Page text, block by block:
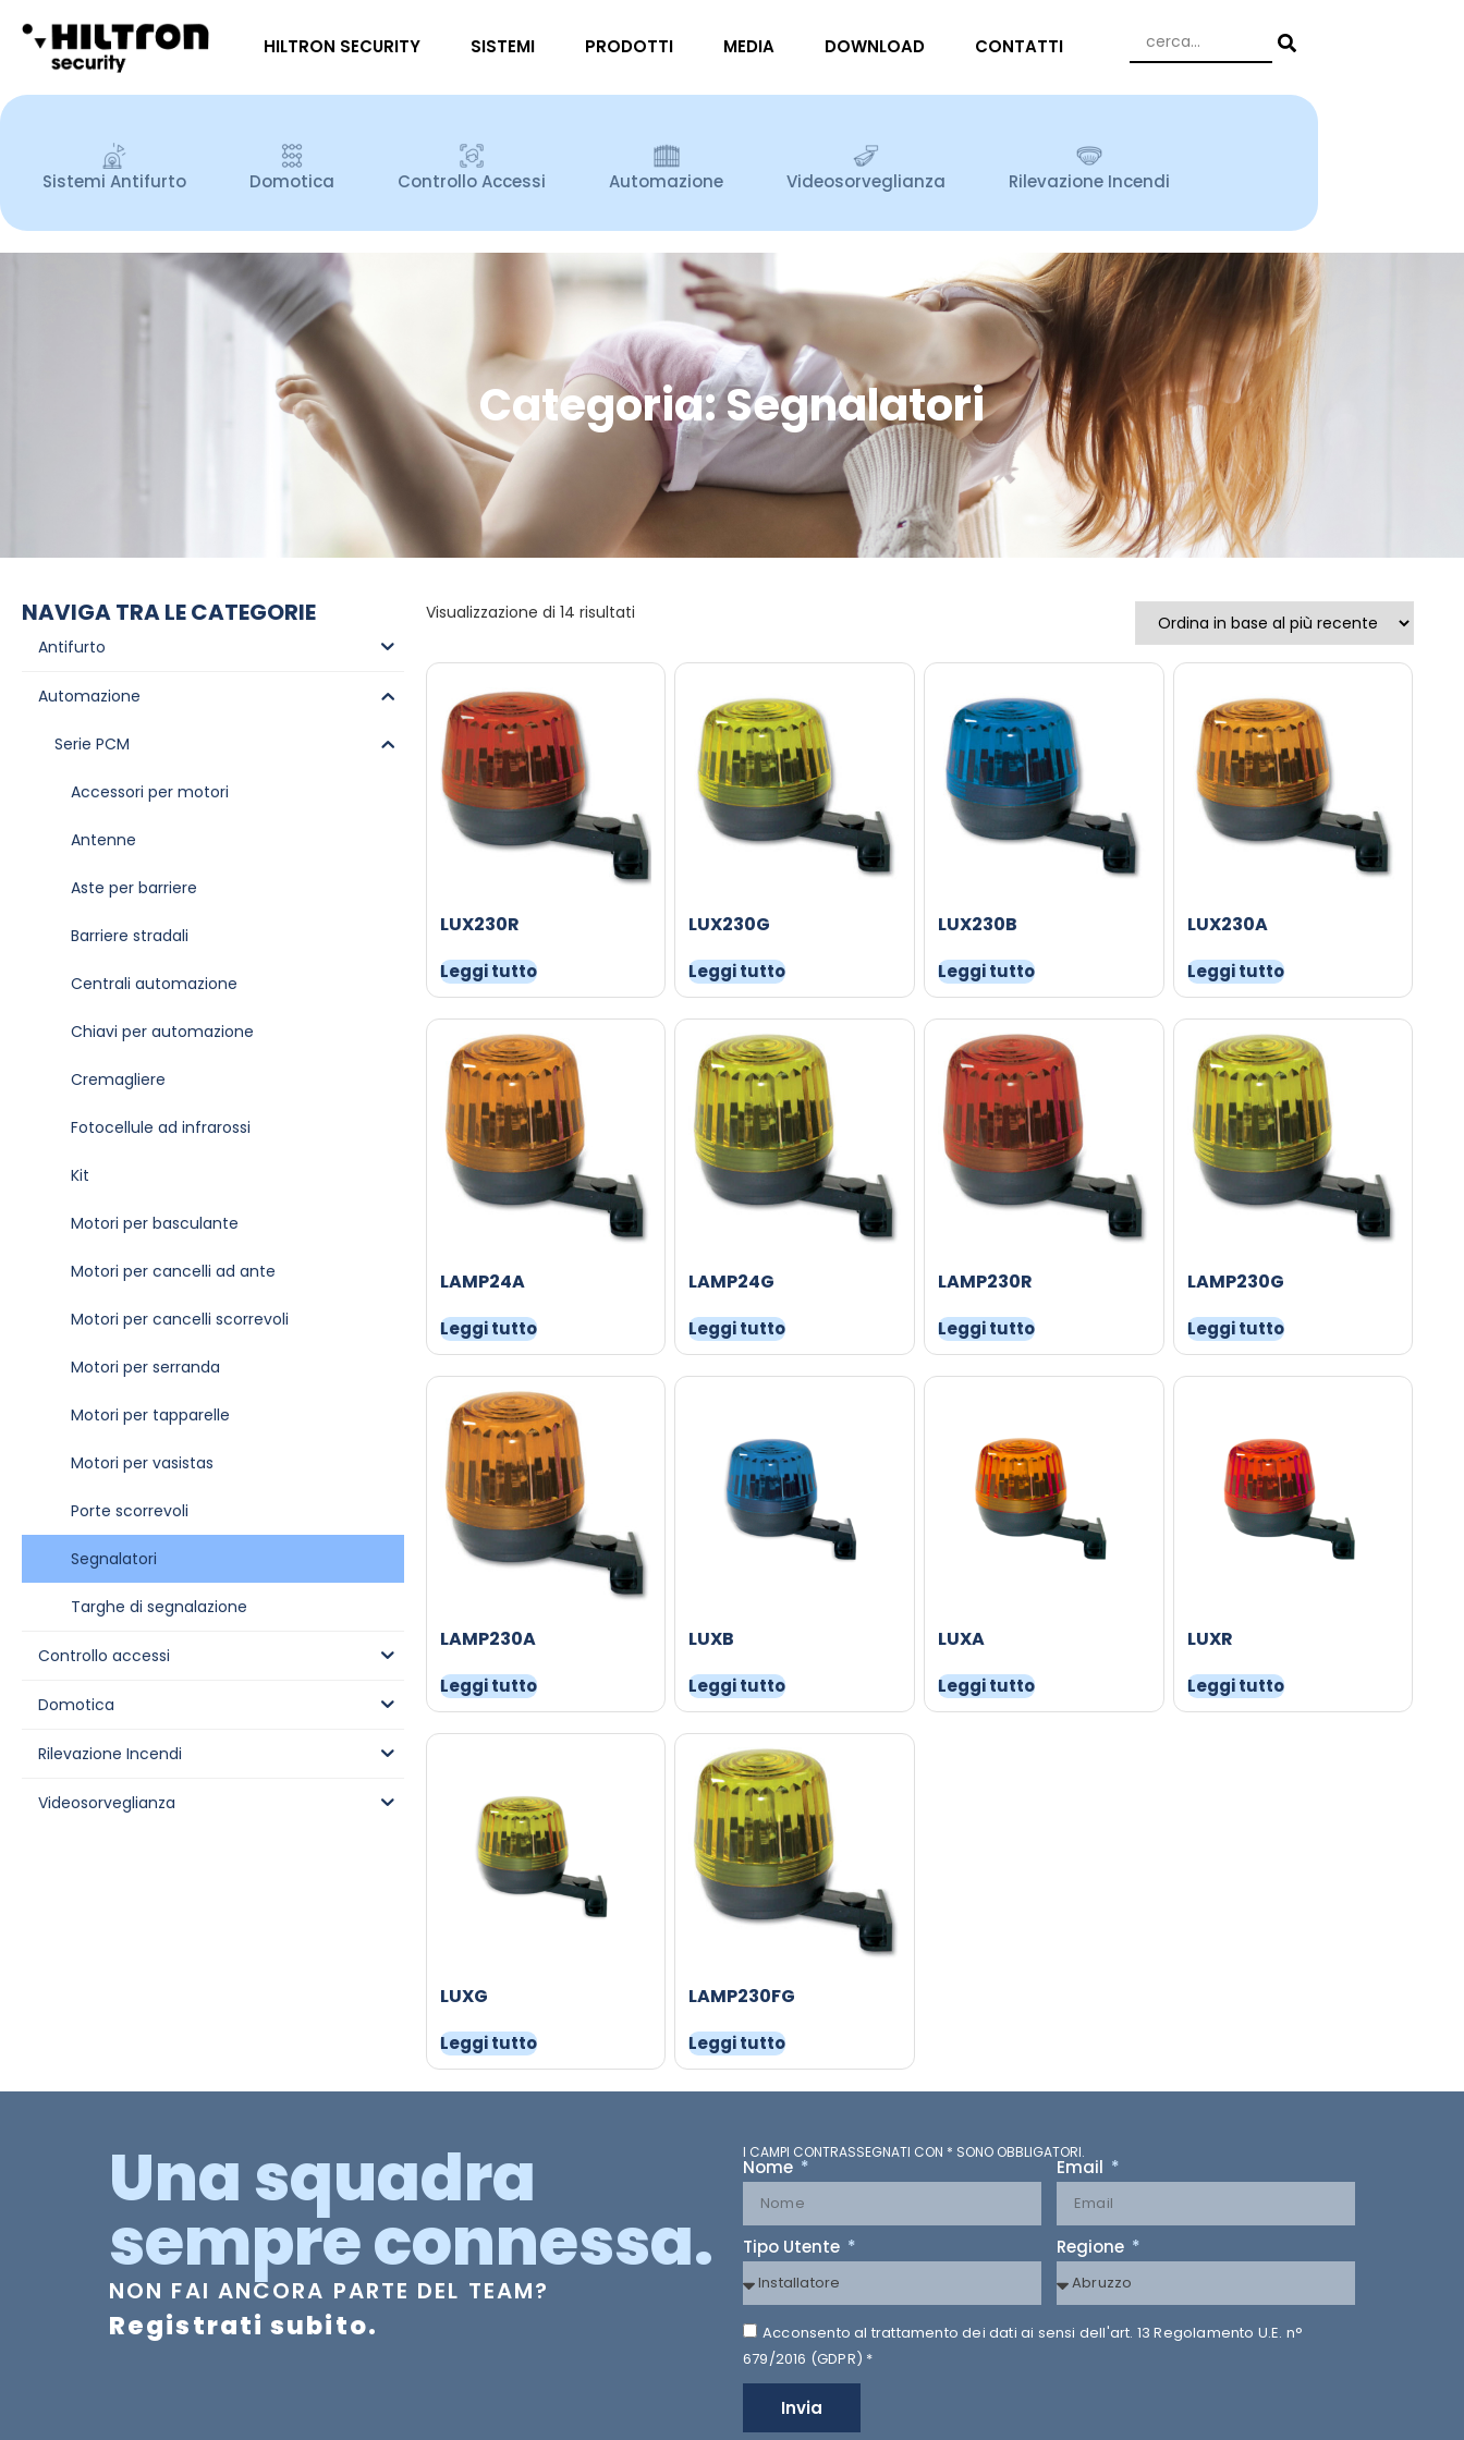
HILTRON SECURITY SISTEMI PRODOTTI MEDIA DOWNLOAD CONTATTI
Sistemi Antifurto Domotica Controllo Accessi Automazione Videosorveglianza Rilevazione Incendi
Categoria: Segnalatori
NAVIGA TRA LE CATEGORIE
Antifurto
Automazione
Serie PCM
Accessori per motori
Antenne
Aste per barriere
Barriere stradali
Centrali automazione
Chiavi per automazione
Cremagliere
Fotocellule ad infrarossi
Kit
Motori per basculante
Motori per cancelli ad ante
Motori per cancelli scorrevoli
Motori per serranda
Motori per tapparelle
Motori per vasistas
Porte scorrevoli
Segnalatori
Targhe di segnalazione
Controllo accessi
Domotica
Rilevazione Incendi
Videosorveglianza
Visualizzazione di 14 risultati
LUX230R
Leggi tutto
LUX230G
Leggi tutto
LUX230B
Leggi tutto
LUX230A
Leggi tutto
LAMP24A
Leggi tutto
LAMP24G
Leggi tutto
LAMP230R
Leggi tutto
LAMP230G
Leggi tutto
LAMP230A
Leggi tutto
LUXB
Leggi tutto
LUXA
Leggi tutto
LUXR
Leggi tutto
LUXG
Leggi tutto
LAMP230FG
Leggi tutto
Una squadra
sempre connessa.
NON FAI ANCORA PARTE DEL TEAM?
Registrati subito.
I CAMPI CONTRASSEGNATI CON * SONO OBBLIGATORI.
Nome Email
Tipo Utente Regione
Acconsento al trattamento dei dati ai sensi dell'art. 13 Regolamento U.E. n°
679/2016 (GDPR) *
Invia